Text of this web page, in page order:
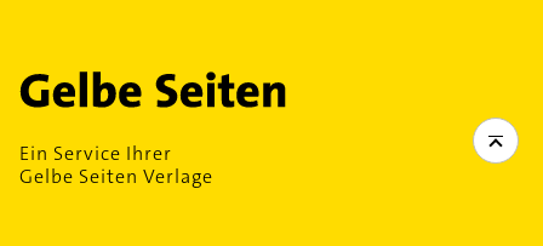
Ein Service Ihrer
Gelbe Seiten Verlage